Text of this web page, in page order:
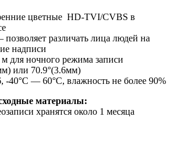
цветные HD-TVI/CVBS в
различать лица людей на
надписи
для ночного режима записи
или 70.9°(3.6мм)
-40°С — 60°С, влажность не более 90%
материалы:
хранятся около 1 месяца